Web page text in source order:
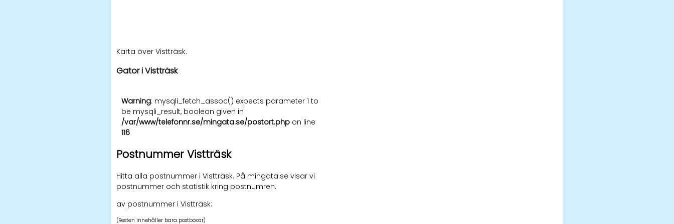
Karta över Vistträsk.
Gator i Vistträsk
Warning: mysqli_fetch_assoc() expects parameter 1 to
be mysqli_result, boolean given in
/var/www/telefonnr.se/mingata.se/postort.php on line
116
Postnummer Vistträsk
Hitta alla postnummer i Vistträsk. På mingata.se visar vi
postnummer och statistik kring postnumren.
av postnummer i Vistträsk:
(Resten innehåller bara postboxar)